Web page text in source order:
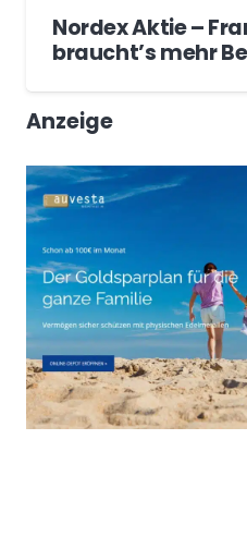
Nordex Aktie –
braucht’s mehr
Anzeige